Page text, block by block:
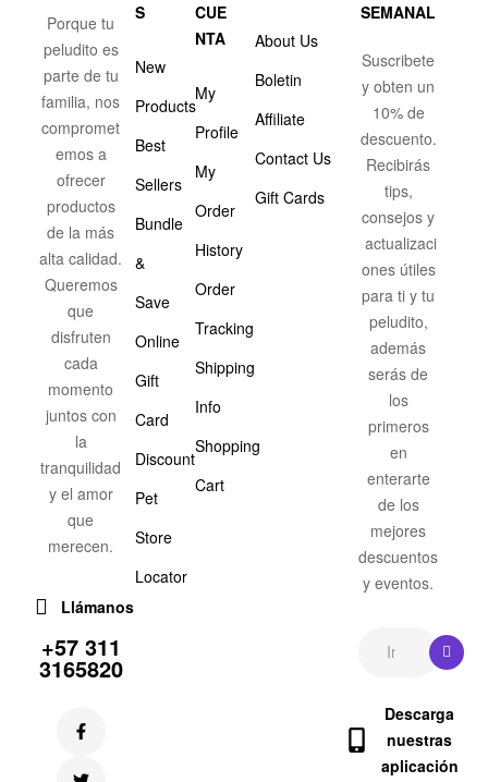
Porque tu
peludito es
parte de tu
familia, nos
compromet
emos a
ofrecer
productos
de la más
alta calidad.
Queremos
que
disfruten
cada
momento
juntos con
la
tranquilidad
y el amor
que
merecen.
Llámanos
+57 311
3165820
S
New
Products
Best
Sellers
Bundle
&
Save
Online
Gift
Card
Discount
Pet
Store
Locator
CUE
NTA
My
Profile
My
Order
History
Order
Tracking
Shipping
Info
Shopping
Cart
About Us
Boletin
Affiliate
Contact Us
Gift Cards
SEMANAL
Suscribete
y obten un
10% de
descuento.
Recibirás
tips,
consejos y
actualizaci
ones útiles
para ti y tu
peludito,
además
serás de
los
primeros
en
enterarte
de los
mejores
descuentos
y eventos.
Descarga
nuestras
aplicación